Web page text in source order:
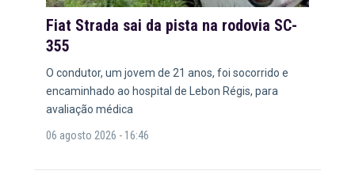
Fiat Strada sai da pista na rodovia SC-
355
O condutor, um jovem de 21 anos, foi socorrido e
encaminhado ao hospital de Lebon Régis, para
avaliação médica
06 agosto 2026 - 16:46